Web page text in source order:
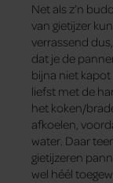
Net als z’n
van gietijzer
verrassend
dat je de
bijna niet
liefst met de
het koken/
afkoelen,
water. Daar
gietijzeren
wel héél